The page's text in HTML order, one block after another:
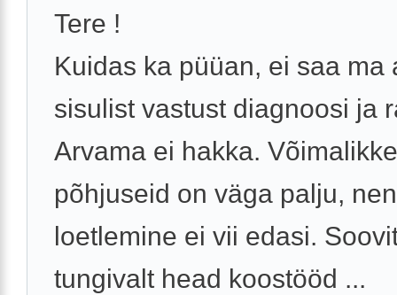
Tere !
Kuidas ka püüan, ei saa ma
sisulist vastust diagnoosi ja
Arvama ei hakka. Võimalikke
põhjuseid on väga palju,
loetlemine ei vii edasi.
tungivalt head koostööd ...